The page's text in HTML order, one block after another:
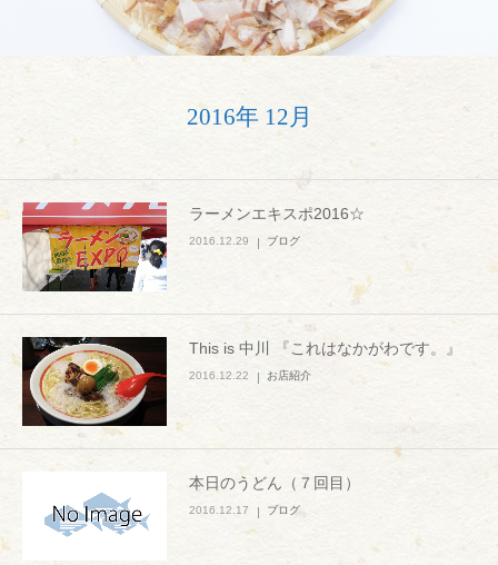
2016年 12月
ラーメンエキスポ2016☆
2016.12.29 ブログ
This is 中川 『これはなかがわです。』
2016.12.22 お店紹介
本日のうどん（７回目）
2016.12.17 ブログ